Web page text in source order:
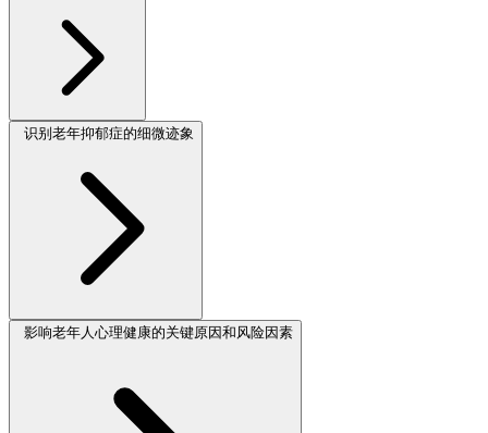
识别老年抑郁症的细微迹象
影响老年人心理健康的关键原因和风险因素